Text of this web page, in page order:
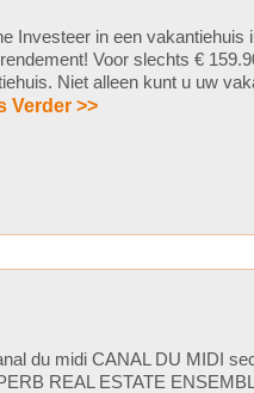
Investeer in een vakantiehuis
Voor slechts €
Niet alleen kunt u uw
Verder >>
du midi CANAL DU MIDI
REAL ESTATE